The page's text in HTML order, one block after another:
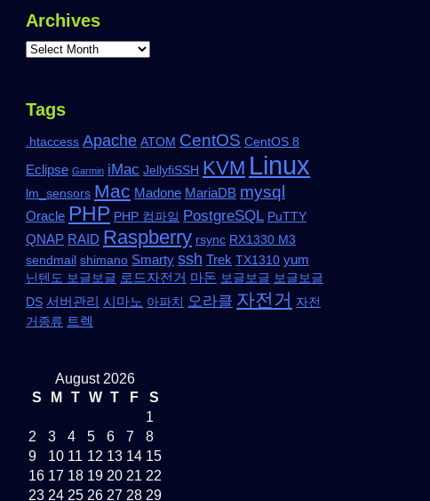
Archives
Tags
.htaccess Apache ATOM CentOS CentOS 8
Eclipse Garmin iMac JellyfiSSH KVM Linux
lm_sensors Mac Madone MariaDB mysql
Oracle PHP PHP 컴파일 PostgreSQL PuTTY
QNAP RAID Raspberry rsync RX1330 M3
sendmail shimano Smarty ssh Trek TX1310 yum
닌텐도 보글보글 로드자전거 마돈 보글보글 보글보글
DS 서버관리 시마노 아파치 오라클 자전거 자전
거종류 트렉
August 2026
S
M T W T F
S
1
2
3 4 5 6 7
8
9
10 11 12 13 14 15
16 17 18 19 20 21 22
23 24 25 26 27 28 29